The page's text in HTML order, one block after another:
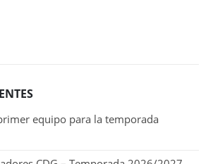
equipo para la temporada